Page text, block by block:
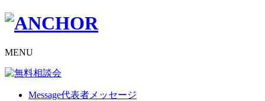
MENU
Message代表者メッセージ